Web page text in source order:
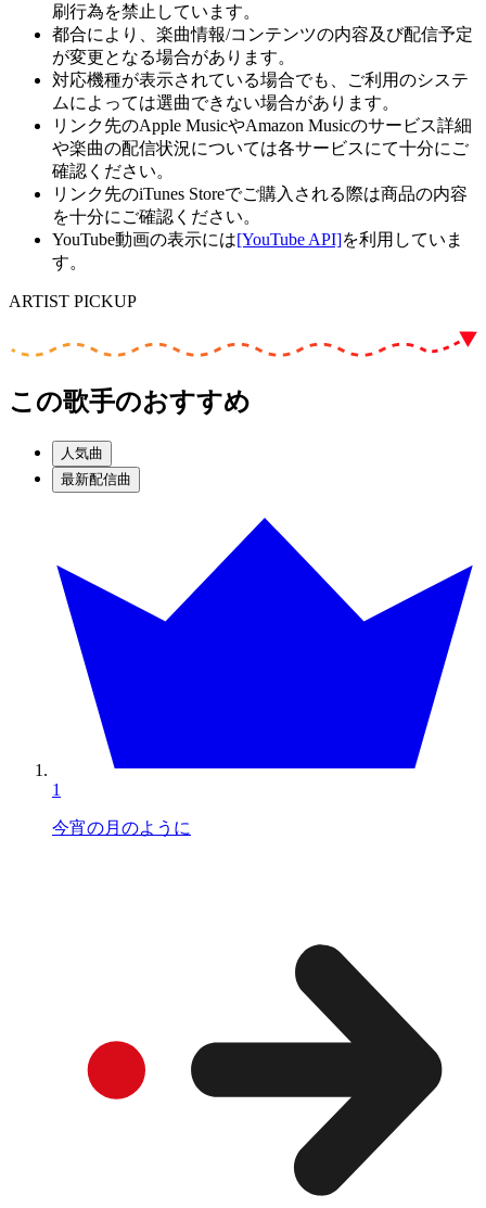
刷行為を禁止しています。
都合により、楽曲情報/コンテンツの内容及び配信予定
が変更となる場合があります。
対応機種が表示されている場合でも、ご利用のシステ
ムによっては選曲できない場合があります。
リンク先のApple MusicやAmazon Musicのサービス詳細
や楽曲の配信状況については各サービスにて十分にご
確認ください。
リンク先のiTunes Storeでご購入される際は商品の内容
を十分にご確認ください。
YouTube動画の表示には[YouTube API]を利用していま
す。
ARTIST PICKUP
この歌手のおすすめ
人気曲
最新配信曲
1
今宵の月のように